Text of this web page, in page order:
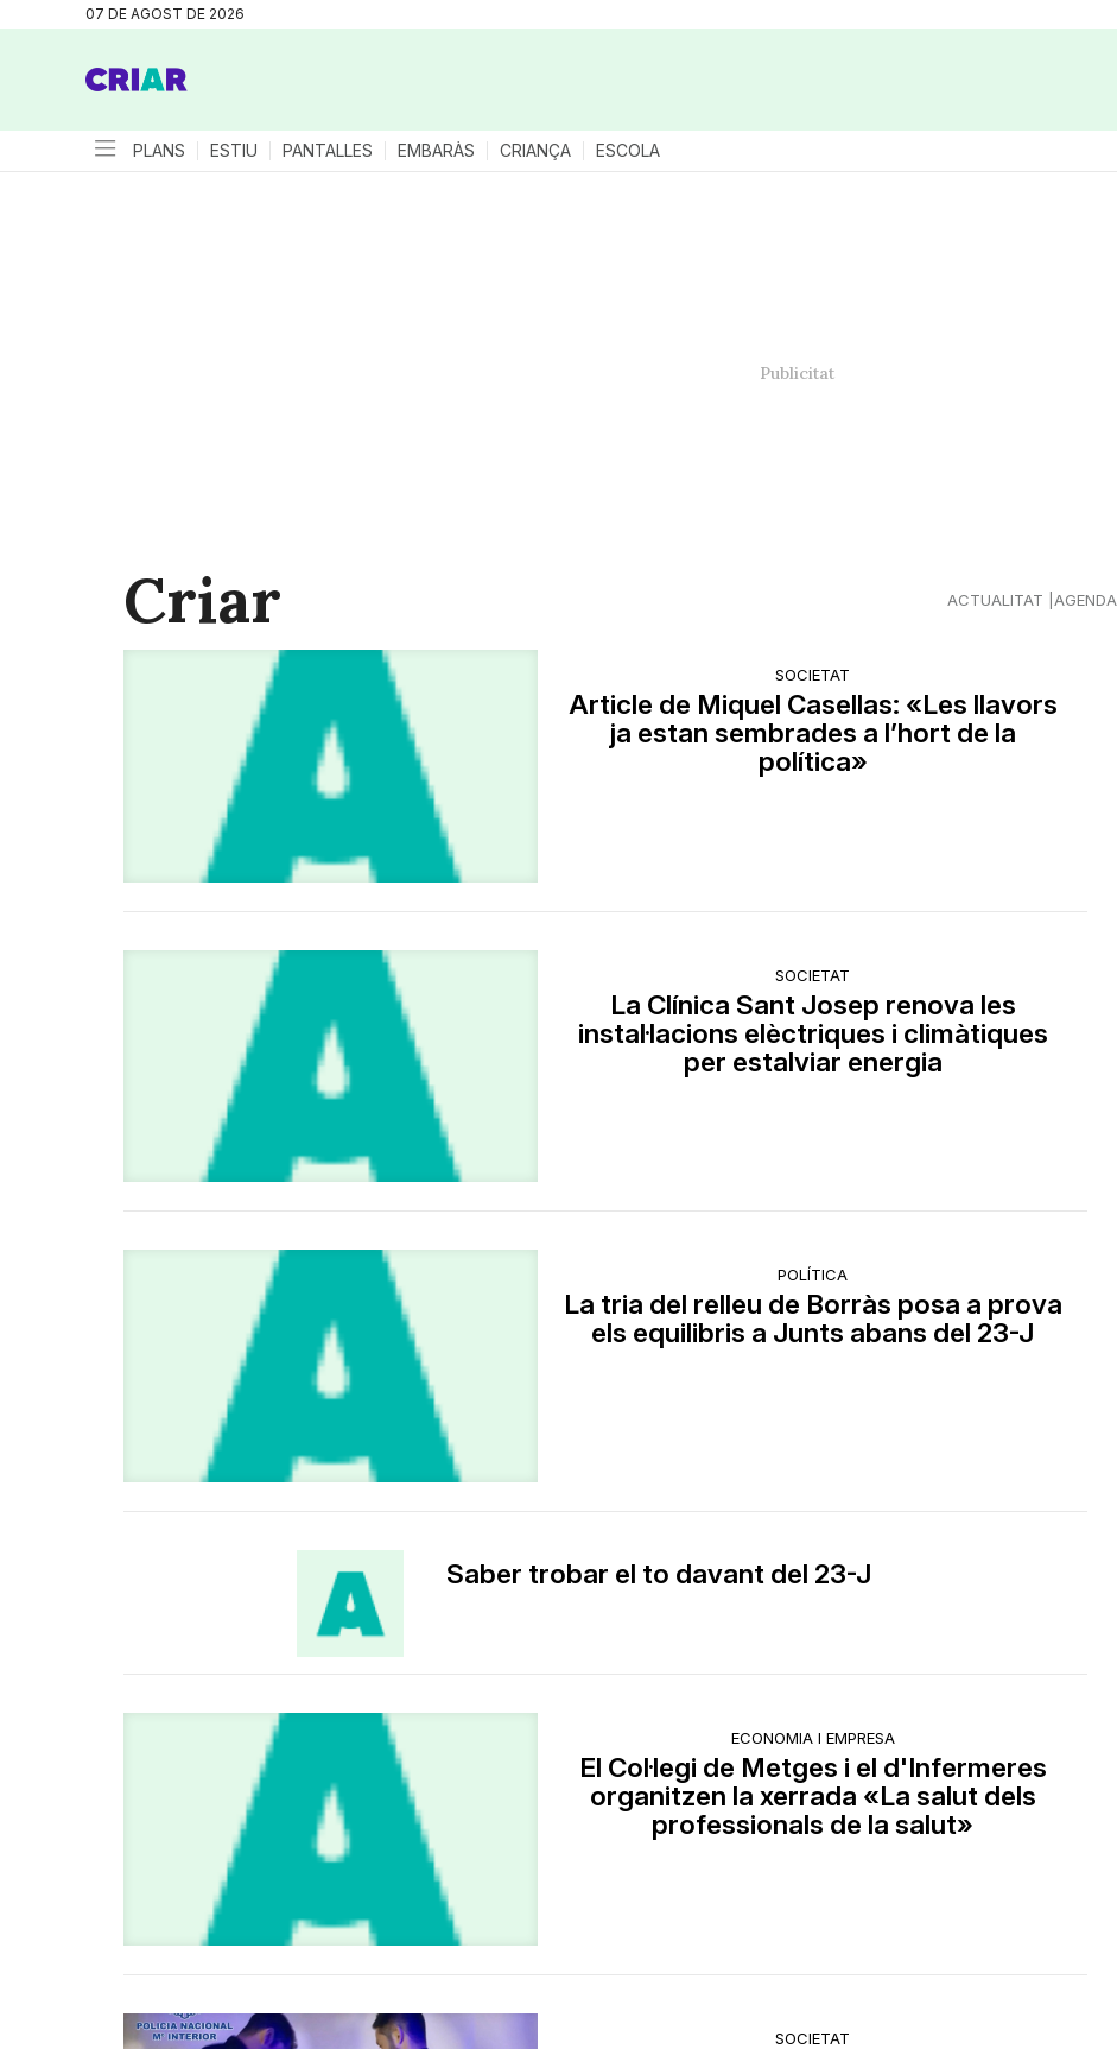
07 DE AGOST DE 2026
PLANS ESTIU PANTALLES EMBARÀS CRIANÇA ESCOLA
Criar ACTUALITAT AGENDA
SOCIETAT
Article de Miquel Casellas: «Les llavors
ja estan sembrades a l’hort de la
política»
SOCIETAT
La Clínica Sant Josep renova les
instal·lacions elèctriques i climàtiques
per estalviar energia
POLÍTICA
La tria del relleu de Borràs posa a prova
els equilibris a Junts abans del 23-J
Saber trobar el to davant del 23-J
ECONOMIA I EMPRESA
El Col·legi de Metges i el d'Infermeres
organitzen la xerrada «La salut dels
professionals de la salut»
SOCIETAT